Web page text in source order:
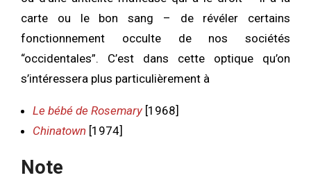
carte ou le bon sang – de révéler certains
fonctionnement occulte de nos sociétés
“occidentales”. C’est dans cette optique qu’on
s’intéressera plus particulièrement à
Le bébé de Rosemary [1968]
Chinatown [1974]
Note